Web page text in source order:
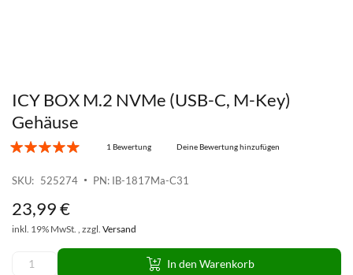
ICY BOX M.2 NVMe (USB-C, M-Key)
Gehäuse
SKU 525274 PN: IB-1817Ma-C31
1 Bewertung Deine Bewertung hinzufügen
23,99€
inkl. 19% MwSt. , zzgl. Versand
In den Warenkorb
Zum
Anfang
Bildgalerie